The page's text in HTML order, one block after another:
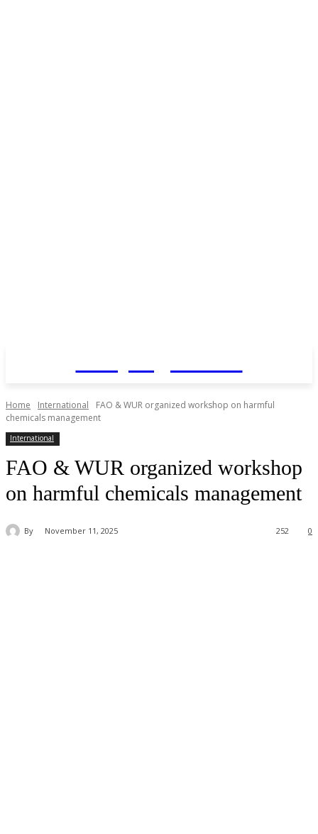
Home International
FAO & WUR organized workshop on harmful
chemicals management
International
FAO & WUR organized workshop
on harmful chemicals management
By November 11, 2025 0
252